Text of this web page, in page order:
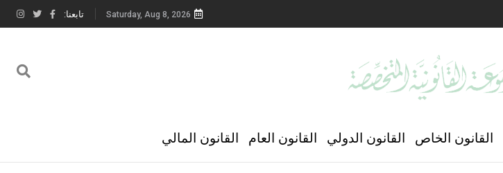
Saturday, Aug 8, 2026 تابعنا:
القانون الخاص القانون الدولي القانون العام القانون المالي